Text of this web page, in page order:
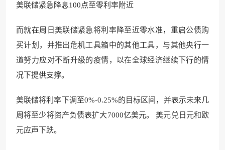
美联储紧急降息100点至零利率附近
而就在周日美联储紧急将利率降至近零水准，重启公债购
买计划，并推出危机工具箱中的其他工具，与其他央行一
道努力应对不断升级的疫情，以在全球经济继续下行的情
况下提供支撑。
美联储将利率下调至0%-0.25%的目标区间，并表示未来几
周将至少将资产负债表扩大7000亿美元。 美元兑日元和欧
元应声下跌。